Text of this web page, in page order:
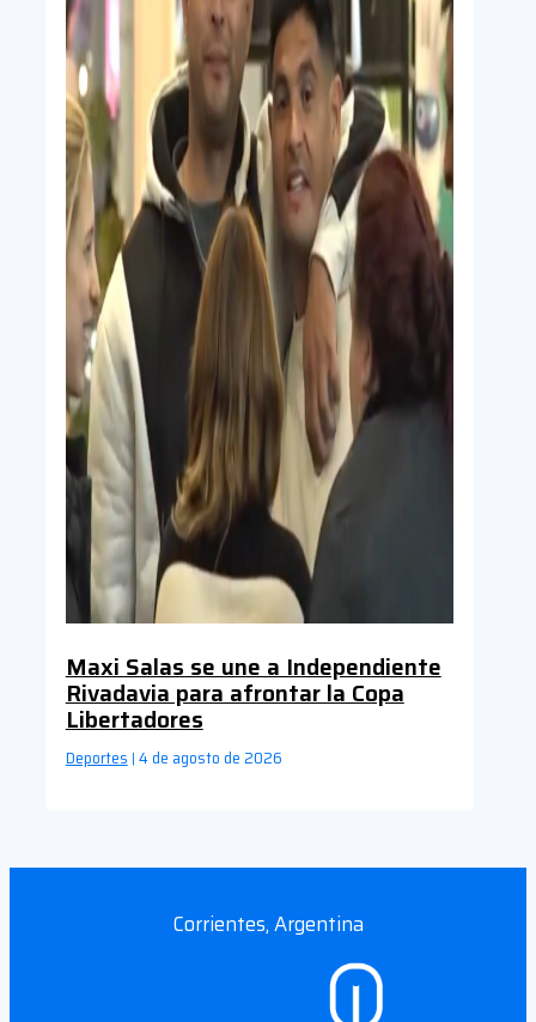
Maxi Salas se une a Independiente
Rivadavia para afrontar la Copa
Libertadores
Deportes | 4 de agosto de 2026
Corrientes, Argentina